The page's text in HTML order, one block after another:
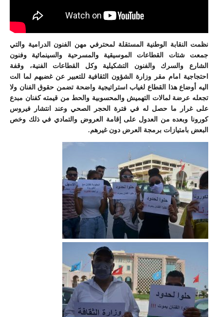
نظمت النقابة الوطنية المستقلة لمحترفي مهن الفنون الدرامية والتي
جمعت شتات القطاعات الموسيقية والمسرحية والسينمائية وفنون
الشارع والسرك والفنون التشكيلية وكل القطاعات الفنية، وقفة
احتجاجية امام مقر وزارة الشؤون الثقافية للتعبير عن غضبهم لما الت
اليه أوضاع هذا القطاع لغياب استراتيجية واضحة تضمن حقوق الفنان ولا
تجعله عرضة لمالات التهميش والمحسوبية والحط من قيمته كفنان مبدع
على غرار ما حصل له في فترة الحجر الصحي وعند انتشار فيروس
كورونا وبعده من العدول على إقامة العروض والتمادي في ذلك وخص
البعض بامتيازات برمجة العرض دون غيرهم.